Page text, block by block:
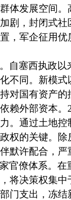
体发展空间
剧，封闭式
，军企征用
自塞西执政
不同。新模
对国有资产
赖外部资本。
。通过土地
权的关键。
默许配合，
官僚体系。
将决策权集
门支出，冻